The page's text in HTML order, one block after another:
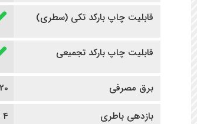
قابلیت چاپ بارکد تکی (سطری)
قابلیت چاپ بارکد تجمیعی
برق مصرفی
بازدهی باطری
4 الی 6 ساعت